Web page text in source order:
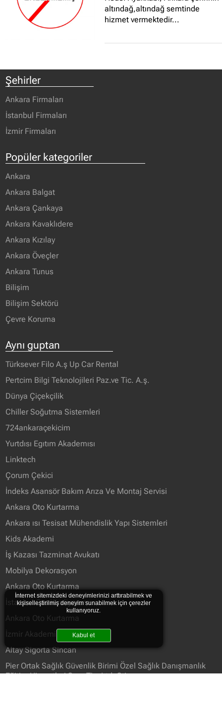
altındağ,altındağ semtinde
hizmet vermektedir...
Şehirler
Ankara Firmaları
İstanbul Firmaları
İzmir Firmaları
Popüler kategoriler
Ankara
Ankara Balgat
Ankara Çankaya
Ankara Kavaklıdere
Ankara Kızılay
Ankara Öveçler
Ankara Tunus
Bilişim
Bilişim Sektörü
Çevre Koruma
Aynı guptan
Türksever Filo A.ş Up Car Rental
Pertcim Bilgi Teknolojileri Paz.ve Tic. A.ş.
Dünya Çiçekçilik
Chiller Soğutma Sistemleri
724ankaraçekicim
Yurtdısı Egıtım Akademısı
Linktech
Çorum Çekici
İndeks Asansör Bakım Arıza Ve Montaj Servisi
Ankara Oto Kurtarma
Ankara ısı Tesisat Mühendislik Yapı Sistemleri
Kids Akademi
İş Kazası Tazminat Avukatı
Mobilya Dekorasyon
Ankara Oto Kurtarma
İstanbul Oto Kiraliyorum
Ankara Oto Kurtarma
İzmir Akademi Diş
Altay Sigorta Sincan
Pier Ortak Sağlık Güvenlik Birimi Özel Sağlık Danışmanlık
Eğitim Hizmetleri San. Tic. Ltd. Şti
İnternet sitemizdeki deneyimlerinizi arttırabilmek ve
kişiselleştirilmiş deneyim sunabilmek için çerezler
kullanıyoruz.
Kabul et